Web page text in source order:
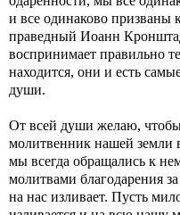
и все одинаково
праведный Иоанн
воспринимает правильно
находится, они и есть
души.
От всей души желаю,
молитвенник нашей земли
мы всегда обращались к
молитвами благодарения
на нас изливает. Пусть